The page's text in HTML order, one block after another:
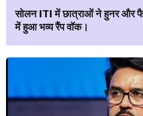
सोलन ITI में छात्राओं ने हुनर और
में हुआ भव्य रैंप वॉक।